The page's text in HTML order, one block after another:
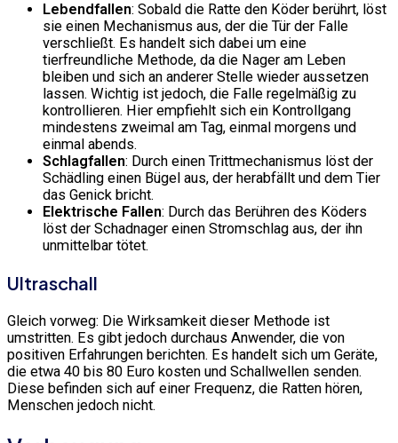
Lebendfallen: Sobald die Ratte den Köder berührt, löst
sie einen Mechanismus aus, der die Tür der Falle
verschließt. Es handelt sich dabei um eine
tierfreundliche Methode, da die Nager am Leben
bleiben und sich an anderer Stelle wieder aussetzen
lassen. Wichtig ist jedoch, die Falle regelmäßig zu
kontrollieren. Hier empfiehlt sich ein Kontrollgang
mindestens zweimal am Tag, einmal morgens und
einmal abends.
Schlagfallen: Durch einen Trittmechanismus löst der
Schädling einen Bügel aus, der herabfällt und dem Tier
das Genick bricht.
Elektrische Fallen: Durch das Berühren des Köders
löst der Schadnager einen Stromschlag aus, der ihn
unmittelbar tötet.
Ultraschall
Gleich vorweg: Die Wirksamkeit dieser Methode ist
umstritten. Es gibt jedoch durchaus Anwender, die von
positiven Erfahrungen berichten. Es handelt sich um Geräte,
die etwa 40 bis 80 Euro kosten und Schallwellen senden.
Diese befinden sich auf einer Frequenz, die Ratten hören,
Menschen jedoch nicht.